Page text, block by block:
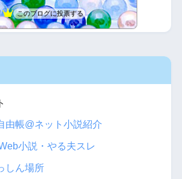
は見えない服はバカに裸を見られる服
味（裏）
このブログに投票する
由帳@ネット小説紹介
小説・やる夫スレ
しん場所